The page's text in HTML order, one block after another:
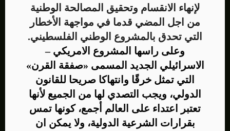
لإنهاء الانقسام وتحقيق المصالحة الوطنية
من اجل المضي قدما في مواجهة الأخطار
التي تحدق بالمشروع الوطني الفلسطيني.
وعلى راسها المشروع الامريكي –
الاسرائيلي الجديد المسمى «صفقة القرن»
التي تمثل خرقًا وانتهاكا صريحا للقانون
الدولي، ويجب التصدي لها من الجميع لأنها
تعتبر اعتداء على العالم أجمع، كونها تمس
بقرارات الشرعية الدولية، ولا يمكن ان